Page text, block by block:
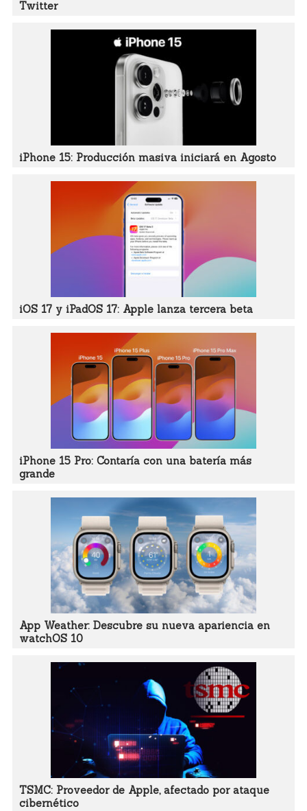
Twitter
iPhone 15: Producción masiva iniciará en Agosto
iOS 17 y iPadOS 17: Apple lanza tercera beta
iPhone 15 Pro: Contaría con una batería más
grande
App Weather: Descubre su nueva apariencia en
watchOS 10
TSMC: Proveedor de Apple, afectado por ataque
cibernético